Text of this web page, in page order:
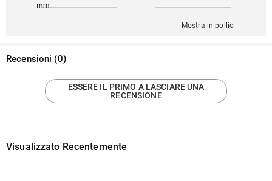
145mm
Mostra in pollici
Recensioni (0)
ESSERE IL PRIMO A LASCIARE UNA
RECENSIONE
Visualizzato Recentemente